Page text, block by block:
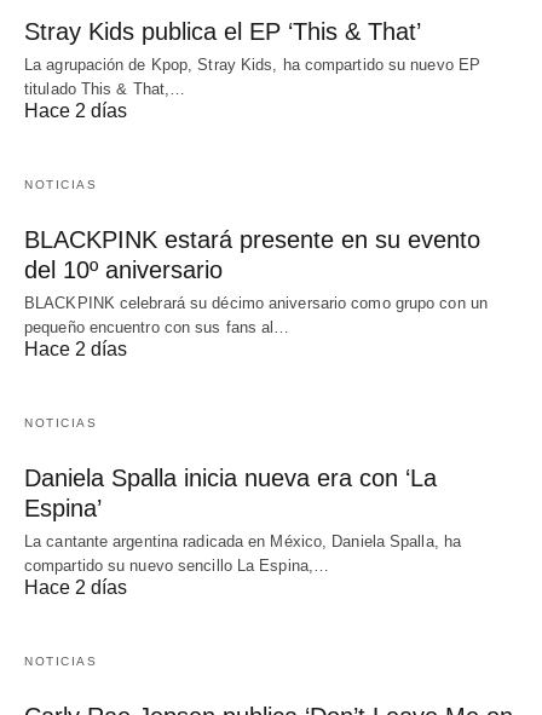
Stray Kids publica el EP ‘This & That’
La agrupación de Kpop, Stray Kids, ha compartido su nuevo EP
titulado This & That,…
Hace 2 días
NOTICIAS
BLACKPINK estará presente en su evento
del 10º aniversario
BLACKPINK celebrará su décimo aniversario como grupo con un
pequeño encuentro con sus fans al…
Hace 2 días
NOTICIAS
Daniela Spalla inicia nueva era con ‘La
Espina’
La cantante argentina radicada en México, Daniela Spalla, ha
compartido su nuevo sencillo La Espina,…
Hace 2 días
NOTICIAS